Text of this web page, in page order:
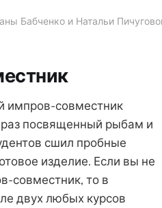
Бабченко и Натальи
импров-совместник
посвященный рыбам и
сшил пробные
изделие. Если вы не
совместник, то в
двух любых курсов